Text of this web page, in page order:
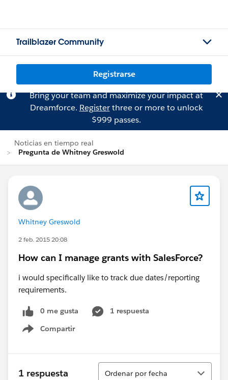
Trailblazer Community
Registrarse
Bring your team and maximize your impact at
Dreamforce. Registerthree or more to unlock
$999 passes.
Noticias en tiempo real
Pregunta de Whitney Greswold
Whitney Greswold
2 feb. 2015 20:08
How can I manage grants with SalesForce?
i would specifically like to track due dates/reporting
requirements.
0 me gusta
1 respuesta
Compartir
Show menu
1 respuesta
Ordenar
Ordenar por fecha